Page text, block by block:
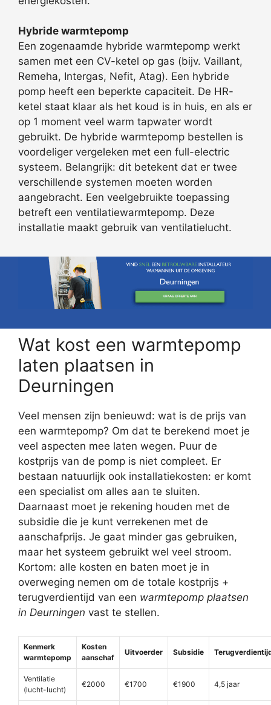
Hybride warmtepomp
Een zogenaamde hybride warmtepomp werkt
samen met een CV-ketel op gas (bijv. Vaillant,
Remeha, Intergas, Nefit, Atag). Een hybride
pomp heeft een beperkte capaciteit. De HR-
ketel staat klaar als het koud is in huis, en als er
op 1 moment veel warm tapwater wordt
gebruikt. De hybride warmtepomp bestellen is
voordeliger vergeleken met een full-electric
systeem. Belangrijk: dit betekent dat er twee
verschillende systemen moeten worden
aangebracht. Een veelgebruikte toepassing
betreft een ventilatiewarmtepomp. Deze
installatie maakt gebruik van ventilatielucht.
Wat kost een warmtepomp
laten plaatsen in
Deurningen
Veel mensen zijn benieuwd: wat is de prijs van
een warmtepomp? Om dat te berekend moet je
veel aspecten mee laten wegen. Puur de
kostprijs van de pomp is niet compleet. Er
bestaan natuurlijk ook installatiekosten: er komt
een specialist om alles aan te sluiten.
Daarnaast moet je rekening houden met de
subsidie die je kunt verrekenen met de
aanschafprijs. Je gaat minder gas gebruiken,
maar het systeem gebruikt wel veel stroom.
Kortom: alle kosten en baten moet je in
overweging nemen om de totale kostprijs +
terugverdientijd van een warmtepomp plaatsen
in Deurningen vast te stellen.
Kenmerk
warmtepomp
Kosten
aanschaf
Uitvoerder Subsidie
Ventilatie
(lucht-lucht)
€2000 €1700 €1900 4,5 jaar